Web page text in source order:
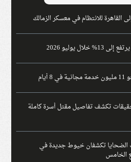
القاهرة للانتظام في معسكر الزمالك
يوليو 2026
تكشف تفاصيل مقتل أسرة كاملة
الضحايا تكشفان خيوط جديدة في
الخامس